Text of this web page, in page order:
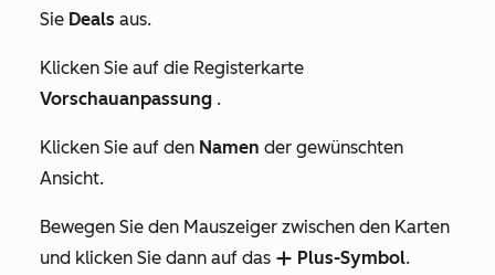
Sie Deals aus.
Klicken Sie auf die Registerkarte
Vorschauanpassung .
Klicken Sie auf den Namen der gewünschten
Ansicht.
Bewegen Sie den Mauszeiger zwischen den Karten
und klicken Sie dann auf das addIcon Plus-Symbol.